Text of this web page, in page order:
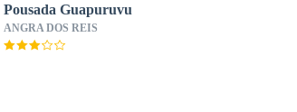
Pousada Guapuruvu
ANGRA DOS REIS